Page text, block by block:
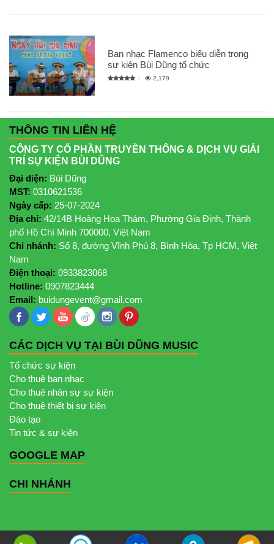
Ban nhạc Flamenco biểu diễn trong
sự kiện Bùi Dũng tổ chức
2,179
THÔNG TIN LIÊN HỆ
CÔNG TY CỔ PHẦN TRUYỀN THÔNG & DỊCH VỤ GIẢI
TRÍ SỰ KIỆN BÙI DŨNG
Đại diện: Bùi Dũng
MST: 0310621536
Ngày cấp: 25-07-2024
Địa chỉ: 42/14B Hoàng Hoa Thám, Phường Gia Định, Thành
phố Hồ Chí Minh 700000, Việt Nam
Chi nhánh: Số 8, đường Vĩnh Phú 8, Bình Hòa, Tp HCM, Việt
Nam
Điện thoại: 0933823068
Hotline: 0907823444
Email: buidungevent@gmail.com
CÁC DỊCH VỤ TẠI BÙI DŨNG MUSIC
Tổ chức sự kiện
Cho thuê ban nhạc
Cho thuê nhân sự sự kiện
Cho thuê thiết bị sự kiện
Đào tạo
Tin tức & sự kiện
GOOGLE MAP